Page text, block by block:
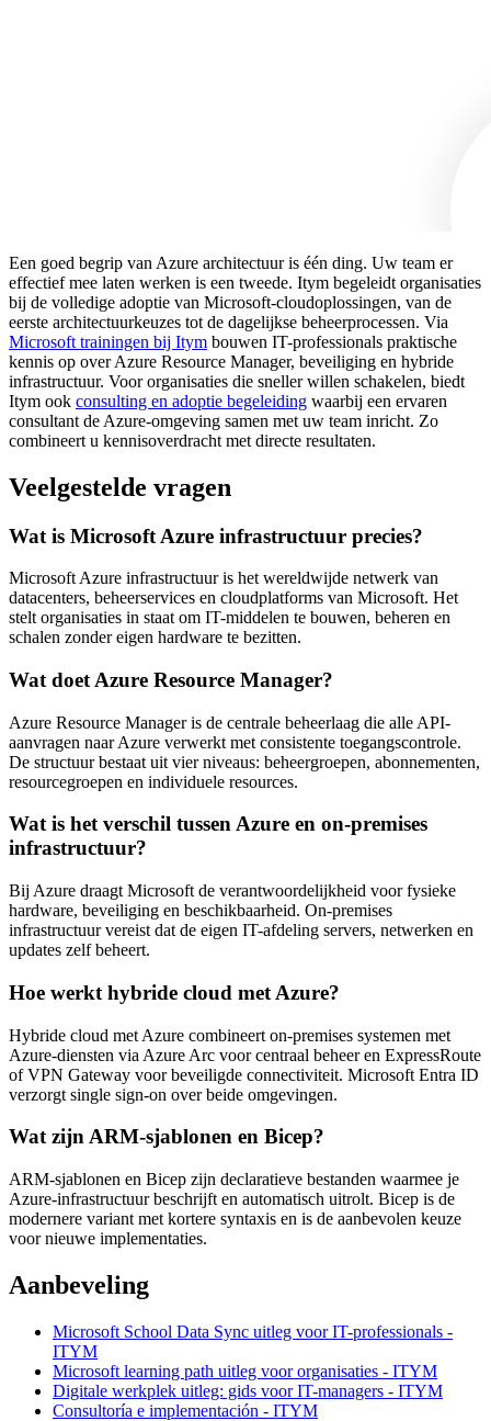
Een goed begrip van Azure architectuur is één ding. Uw team er
effectief mee laten werken is een tweede. Itym begeleidt organisaties
bij de volledige adoptie van Microsoft-cloudoplossingen, van de
eerste architectuurkeuzes tot de dagelijkse beheerprocessen. Via
Microsoft trainingen bij Itym bouwen IT-professionals praktische
kennis op over Azure Resource Manager, beveiliging en hybride
infrastructuur. Voor organisaties die sneller willen schakelen, biedt
Itym ook consulting en adoptie begeleiding waarbij een ervaren
consultant de Azure-omgeving samen met uw team inricht. Zo
combineert u kennisoverdracht met directe resultaten.
Veelgestelde vragen
Wat is Microsoft Azure infrastructuur precies?
Microsoft Azure infrastructuur is het wereldwijde netwerk van
datacenters, beheerservices en cloudplatforms van Microsoft. Het
stelt organisaties in staat om IT-middelen te bouwen, beheren en
schalen zonder eigen hardware te bezitten.
Wat doet Azure Resource Manager?
Azure Resource Manager is de centrale beheerlaag die alle API-
aanvragen naar Azure verwerkt met consistente toegangscontrole.
De structuur bestaat uit vier niveaus: beheergroepen, abonnementen,
resourcegroepen en individuele resources.
Wat is het verschil tussen Azure en on-premises
infrastructuur?
Bij Azure draagt Microsoft de verantwoordelijkheid voor fysieke
hardware, beveiliging en beschikbaarheid. On-premises
infrastructuur vereist dat de eigen IT-afdeling servers, netwerken en
updates zelf beheert.
Hoe werkt hybride cloud met Azure?
Hybride cloud met Azure combineert on-premises systemen met
Azure-diensten via Azure Arc voor centraal beheer en ExpressRoute
of VPN Gateway voor beveiligde connectiviteit. Microsoft Entra ID
verzorgt single sign-on over beide omgevingen.
Wat zijn ARM-sjablonen en Bicep?
ARM-sjablonen en Bicep zijn declaratieve bestanden waarmee je
Azure-infrastructuur beschrijft en automatisch uitrolt. Bicep is de
modernere variant met kortere syntaxis en is de aanbevolen keuze
voor nieuwe implementaties.
Aanbeveling
Microsoft School Data Sync uitleg voor IT-professionals -
ITYM
Microsoft learning path uitleg voor organisaties - ITYM
Digitale werkplek uitleg: gids voor IT-managers - ITYM
Consultoría e implementación - ITYM